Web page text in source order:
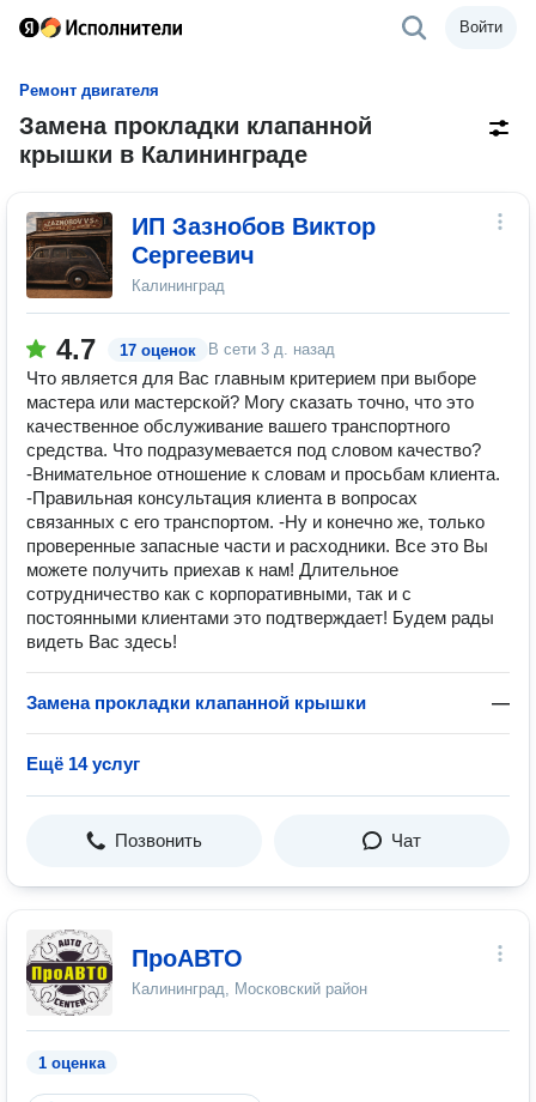
Войти
Ремонт двигателя
Замена прокладки клапанной
крышки в Калининграде
ИП Зазнобов Виктор
Сергеевич
Калининград
4.7 17 оценок В сети 3 д. назад
Что является для Вас главным критерием при выборе
мастера или мастерской? Могу сказать точно, что это
качественное обслуживание вашего транспортного
средства. Что подразумевается под словом качество?
-Внимательное отношение к словам и просьбам клиента.
-Правильная консультация клиента в вопросах
связанных с его транспортом. -Ну и конечно же, только
проверенные запасные части и расходники. Все это Вы
можете получить приехав к нам! Длительное
сотрудничество как с корпоративными, так и с
постоянными клиентами это подтверждает! Будем рады
видеть Вас здесь!
Замена прокладки клапанной крышки —
Ещё 14 услуг
Позвонить Чат
ПроАВТО
Калининград, Московский район
1 оценка